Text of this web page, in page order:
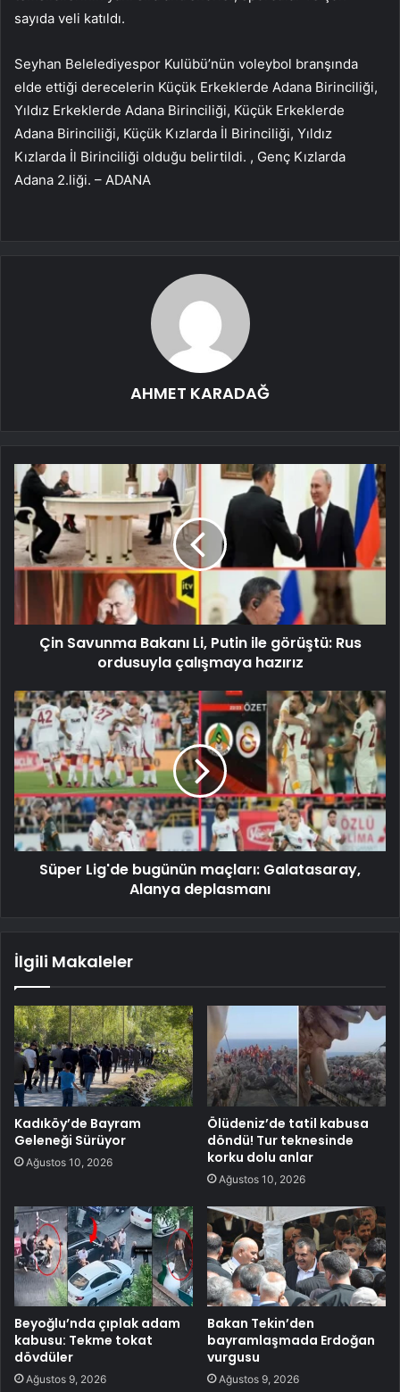
sayıda veli katıldı.
Seyhan Belelediyespor Kulübü’nün voleybol branşında
elde ettiği derecelerin Küçük Erkeklerde Adana Birinciliği,
Yıldız Erkeklerde Adana Birinciliği, Küçük Erkeklerde
Adana Birinciliği, Küçük Kızlarda İl Birinciliği, Yıldız
Kızlarda İl Birinciliği olduğu belirtildi. , Genç Kızlarda
Adana 2.liği. – ADANA
AHMET KARADAĞ
Çin Savunma Bakanı Li, Putin ile görüştü: Rus
ordusuyla çalışmaya hazırız
Süper Lig'de bugünün maçları: Galatasaray,
Alanya deplasmanı
İlgili Makaleler
Kadıköy’de Bayram
Geleneği Sürüyor
Ağustos 10, 2026
Ölüdeniz’de tatil kabusa
döndü! Tur teknesinde
korku dolu anlar
Ağustos 10, 2026
Beyoğlu’nda çıplak adam
kabusu: Tekme tokat
dövdüler
Ağustos 9, 2026
Bakan Tekin’den
bayramlaşmada Erdoğan
vurgusu
Ağustos 9, 2026